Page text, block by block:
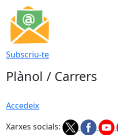
Subscriu-te
Plànol / Carrers
Accedeix
Xarxes socials: